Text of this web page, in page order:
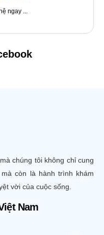
ngay ...
chúng tôi không chỉ cung
còn là hành trình khám
vời của cuộc sống.
Nam